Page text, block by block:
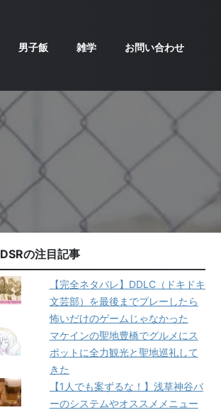
男子飯 雑学 お問い合わせ
DSRの注目記事
【完全ネタバレ】DDLC（ドキドキ
文芸部）を最後までプレーしたら
怖いだけのゲームじゃなかった
マケインの聖地豊橋でグルメにス
ポットに全力観光と聖地巡礼して
きた
【1人でも案ずるな！】浅草神谷バ
ーのシステムやオススメメニュー